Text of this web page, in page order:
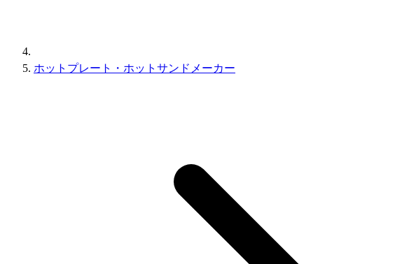
ホットプレート・ホットサンドメーカー